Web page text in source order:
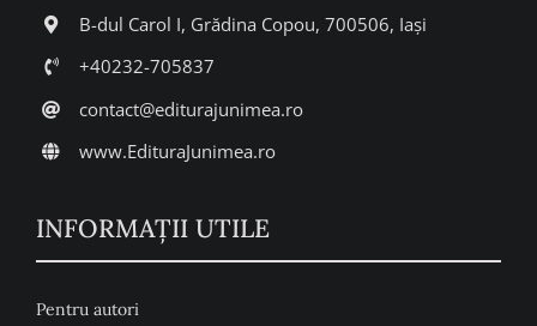
B-dul Carol I, Grădina Copou, 700506, Iași
+40232-705837
contact@editurajunimea.ro
www.EdituraJunimea.ro
INFORMAŢII UTILE
Pentru autori